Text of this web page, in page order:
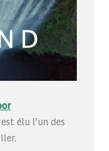
élu l’un des